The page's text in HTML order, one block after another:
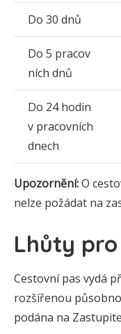
Do 30 dnů
Do 5 pracov
ních dnů
Do 24 hodin
v pracovních
dnech
Upozornění:O
nelze požádat na
Lhůty
Cestovní pas vydá
rozšířenou
podána na